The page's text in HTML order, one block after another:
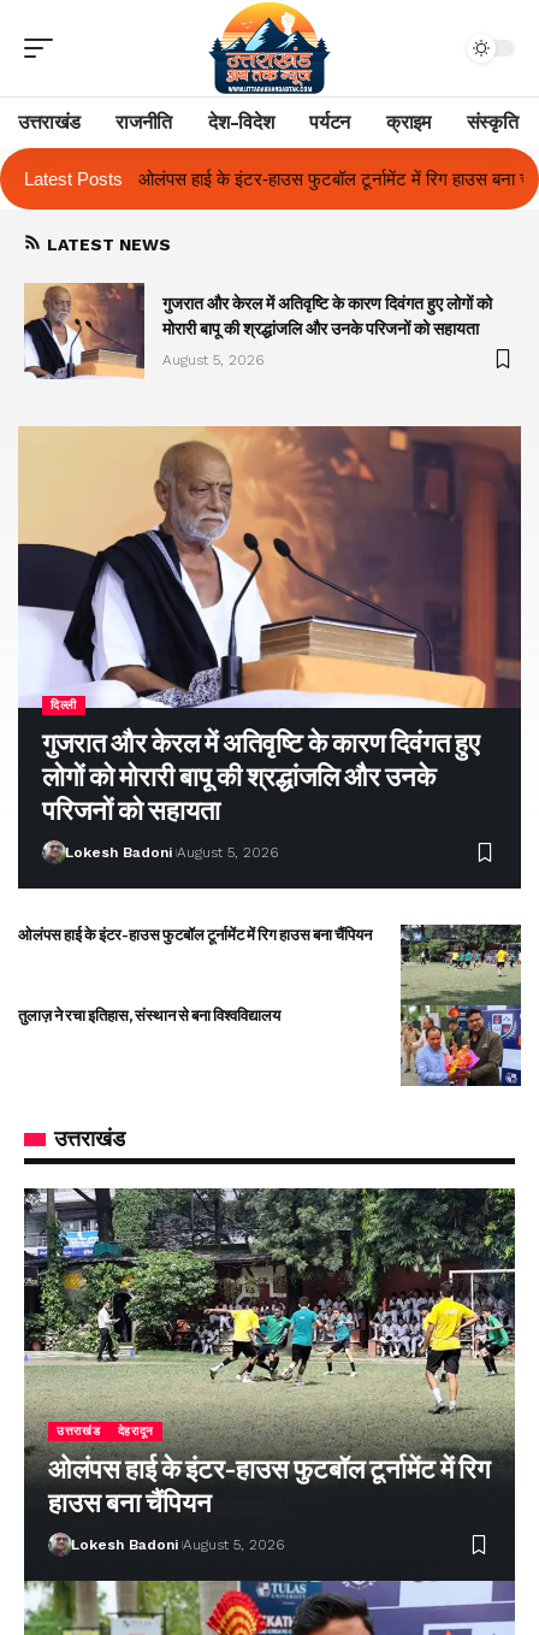
उत्तराखंड राजनीति देश-विदेश पर्यटन क्राइम संस्कृति
Latest Posts
फुटबॉल टूर्नामेंट में रिग हाउस बना चैंपियन तुलाज़ ने रचा इतिहास, संस्थान से
LATEST NEWS
गुजरात और केरल में अतिवृष्टि के कारण दिवंगत हुए लोगों को
मोरारी बापू की श्रद्धांजलि और उनके परिजनों को सहायता
August 5, 2026
दिल्ली
गुजरात और केरल में अतिवृष्टि के कारण दिवंगत हुए
लोगों को मोरारी बापू की श्रद्धांजलि और उनके
परिजनों को सहायता
Lokesh Badoni August 5, 2026
ओलंपस हाई के इंटर-हाउस फुटबॉल टूर्नामेंट में रिग हाउस बना चैंपियन
तुलाज़ ने रचा इतिहास, संस्थान से बना विश्वविद्यालय
उत्तराखंड
उत्तराखंड देहरादून
ओलंपस हाई के इंटर-हाउस फुटबॉल टूर्नामेंट में रिग
हाउस बना चैंपियन
Lokesh Badoni August 5, 2026